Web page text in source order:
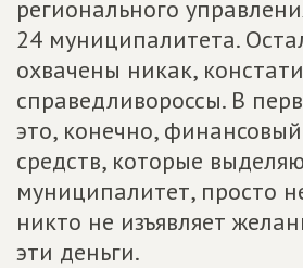
регионального
24 муниципалитета.
охвачены никак,
справедливороссы. В
это, конечно,
средств, которые
муниципалитет, просто
никто не изъявляет
эти деньги.